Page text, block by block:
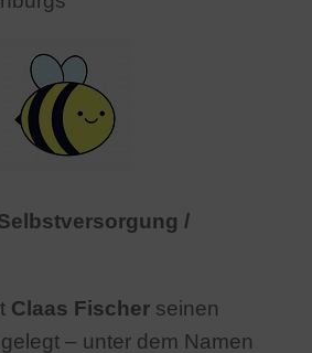
/
Claas Fischer seinen
– unter dem Namen